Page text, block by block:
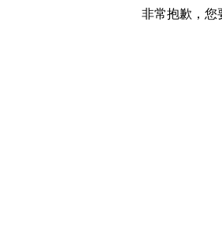
非常抱歉，您